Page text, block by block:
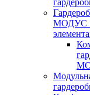
МОДУС